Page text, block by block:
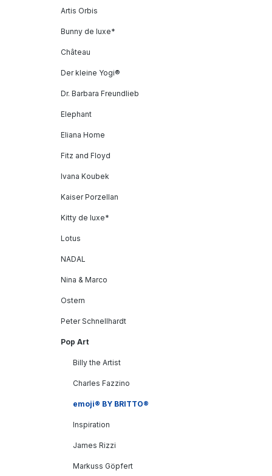
Artis Orbis
Bunny de luxe*
Château
Der kleine Yogi®
Dr. Barbara Freundlieb
Elephant
Eliana Home
Fitz and Floyd
Ivana Koubek
Kaiser Porzellan
Kitty de luxe*
Lotus
NADAL
Nina & Marco
Ostern
Peter Schnellhardt
Pop Art
Billy the Artist
Charles Fazzino
emoji® BY BRITTO®
Inspiration
James Rizzi
Markuss Göpfert